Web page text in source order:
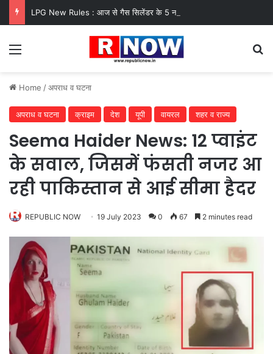
Menu
Home /अपराध व घटना
अपराध व घटना क्राइम देश यूपी वायरल शहर व राज्य
Seema Haider News: 12 प्वाइंट
के सवाल, जिसमें फंसती नजर आ
रही पाकिस्तान से आई सीमा हैदर
REPUBLIC NOW 19 July 2023 0 67 2 minutes read